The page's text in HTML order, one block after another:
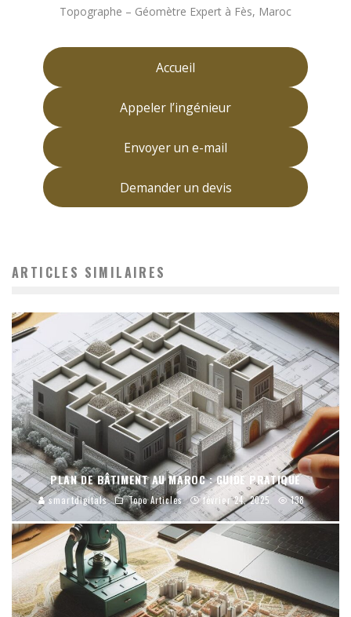
Topographe – Géomètre Expert à Fès, Maroc
Accueil
Appeler l’ingénieur
Envoyer un e-mail
Demander un devis
ARTICLES SIMILAIRES
PLAN DE BÂTIMENT AU MAROC : GUIDE PRATIQUE
smartdigitals Topo Articles février 24, 2025 138